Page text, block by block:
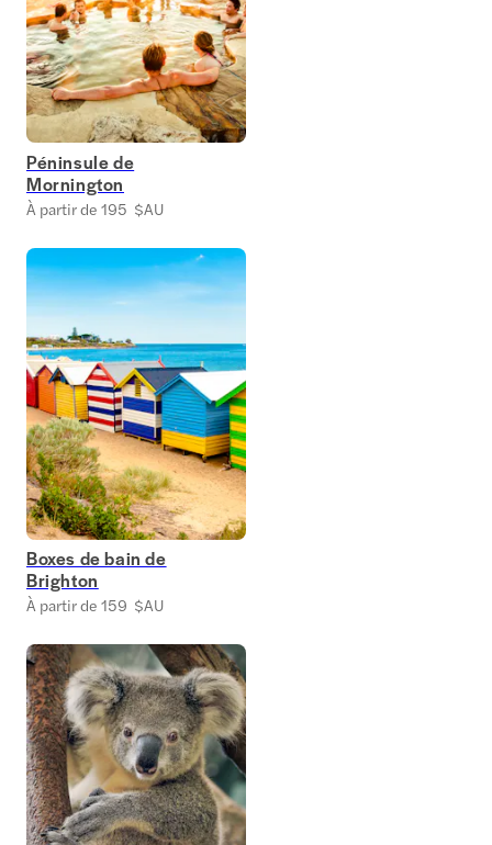
Péninsule de
Mornington
À partir de 195 $AU
Boxes de bain de
Brighton
À partir de 159 $AU